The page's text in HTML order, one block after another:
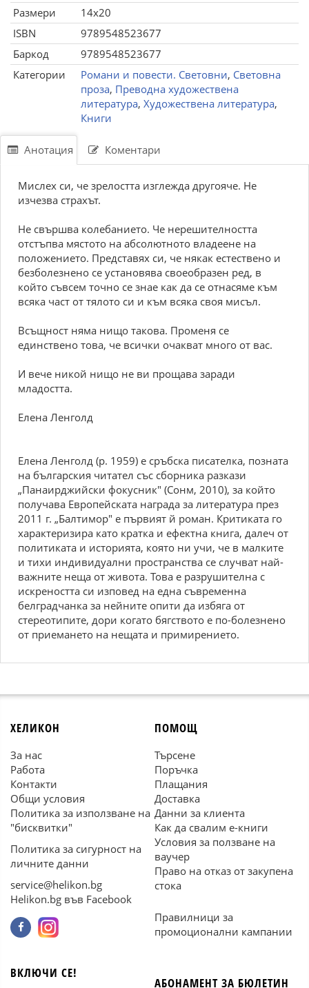
Размери
14x20
ISBN
9789548523677
Баркод
9789548523677
Категории
Романи и повести. Световни, Световна
проза, Преводна художествена
литература, Художествена литература,
Книги
Анотация Коментари
Мислех си, че зрелостта изглежда другояче. Не
изчезва страхът.
Не свършва колебанието. Че нерешителността
отстъпва мястото на абсолютното владеене на
положението. Представях си, че някак естествено и
безболезнено се установява своеобразен ред, в
който съвсем точно се знае как да се отнасяме към
всяка част от тялото си и към всяка своя мисъл.
Всъщност няма нищо такова. Променя се
единствено това, че всички очакват много от вас.
И вече никой нищо не ви прощава заради
младостта.
Елена Ленголд
Елена Ленголд (р. 1959) е сръбска писателка, позната
на българския читател със сборника разкази
„Панаирджийски фокусник" (Сонм, 2010), за който
получава Европейската награда за литература през
2011 г. „Балтимор" е първият й роман. Критиката го
характеризира като кратка и ефектна книга, далеч от
политиката и историята, която ни учи, че в малките
и тихи индивидуални пространства се случват най-
важните неща от живота. Това е разрушителна с
искреността си изповед на една съвременна
белградчанка за нейните опити да избяга от
стереотипите, дори когато бягството е по-болезнено
от приемането на нещата и примирението.
ХЕЛИКОН
За нас
Работа
Контакти
Общи условия
Политика за използване на
"бисквитки"
Политика за сигурност на
личните данни
service@helikon.bg
Helikon.bg във Facebook
ПОМОЩ
Търсене
Поръчка
Плащания
Доставка
Данни за клиента
Как да свалим е-книги
Условия за ползване на
ваучер
Право на отказ от закупена
стока
Правилници за
промоционални кампании
ВКЛЮЧИ СЕ!
АБОНАМЕНТ ЗА БЮЛЕТИН